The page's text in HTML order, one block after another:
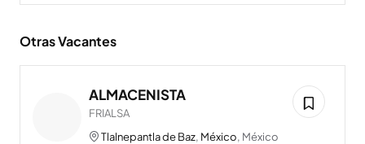
Otras Vacantes
ALMACENISTA
FRIALSA
Tlalnepantla de Baz, México, México